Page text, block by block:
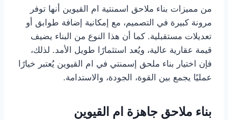
من مميزات بناء ملاحق اسمنتية ام القيوين أنها توفر
مرونة كبيرة في التصميم، مع إمكانية إضافة طوابق أو
تعديلات مستقبلية. كما أن هذا النوع من البناء يضيف
قيمة عقارية عالية، ويُعد استثمارًا طويل الأمد. لذلك،
فإن اختيار بناء ملحق إسمنتي في ام القيوين يُعتبر خيارًا
عمليًا يجمع بين القوة، الجودة، والاستدامة.
بناء ملاحق جاهزة ام القيوين